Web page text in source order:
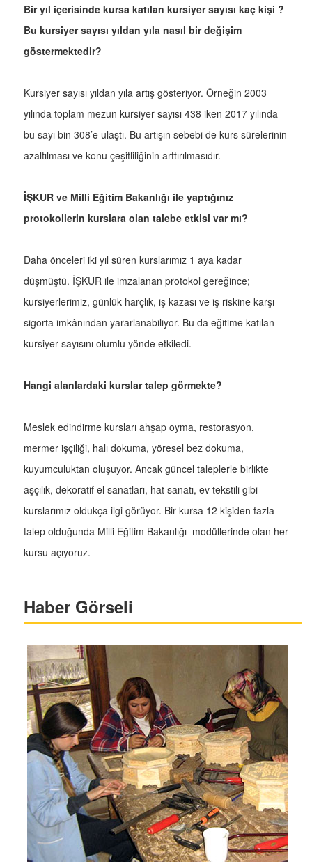
Bir yıl içerisinde kursa katılan kursiyer sayısı kaç kişi ?
Bu kursiyer sayısı yıldan yıla nasıl bir değişim
göstermektedir?
Kursiyer sayısı yıldan yıla artış gösteriyor. Örneğin 2003
yılında toplam mezun kursiyer sayısı 438 iken 2017 yılında
bu sayı bin 308’e ulaştı. Bu artışın sebebi de kurs sürelerinin
azaltılması ve konu çeşitliliğinin arttırılmasıdır.
İŞKUR ve Milli Eğitim Bakanlığı ile yaptığınız
protokollerin kurslara olan talebe etkisi var mı?
Daha önceleri iki yıl süren kurslarımız 1 aya kadar
düşmüştü. İŞKUR ile imzalanan protokol gereğince;
kursiyerlerimiz, günlük harçlık, iş kazası ve iş riskine karşı
sigorta imkânından yararlanabiliyor. Bu da eğitime katılan
kursiyer sayısını olumlu yönde etkiledi.
Hangi alanlardaki kurslar talep görmekte?
Meslek edindirme kursları ahşap oyma, restorasyon,
mermer işçiliği, halı dokuma, yöresel bez dokuma,
kuyumculuktan oluşuyor. Ancak güncel taleplerle birlikte
aşçılık, dekoratif el sanatları, hat sanatı, ev tekstili gibi
kurslarımız oldukça ilgi görüyor. Bir kursa 12 kişiden fazla
talep olduğunda Milli Eğitim Bakanlığı modüllerinde olan her
kursu açıyoruz.
Haber Görseli